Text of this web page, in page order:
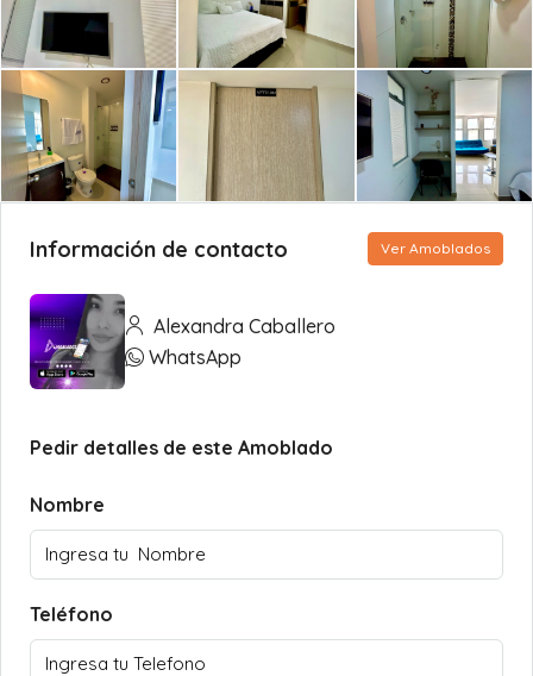
Información de contacto Ver Amoblados
Alexandra Caballero
WhatsApp
Pedir detalles de este Amoblado
Nombre
Teléfono